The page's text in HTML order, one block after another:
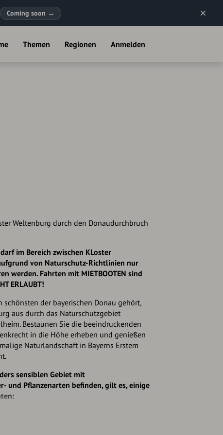
Coming soon →
Themen Regionen Anmelden
Weltenburg durch den Donaudurchbruch
im Bereich zwischen KLoster
von Naturschutz-Richtlinien nur
werden. Fahrten mit MIETBOOTEN sind
ERLAUBT!
schönsten der bayerischen Donau gehört,
aus durch das Naturschutzgebiet
Bestaunen Sie die beeindruckenden
in die Höhe erheben und genießen
Naturlandschaft in Bayerns Erstem
sensiblen Gebiet mit
und Pflanzenarten befinden, gilt es, einige